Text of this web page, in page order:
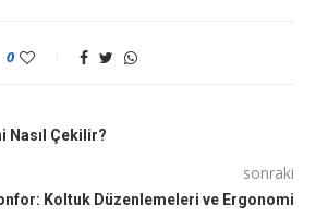
0
Nasıl Çekilir?
sonraki
Koltuk Düzenlemeleri ve Ergonomi